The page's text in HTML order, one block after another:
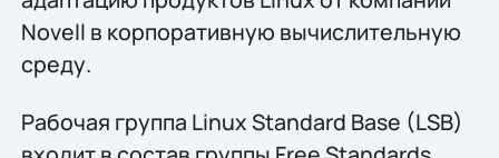
Novell в корпоративную вычислительную
среду.
Рабочая группа Linux Standard Base (LSB)